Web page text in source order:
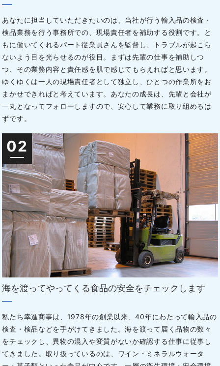
あなたに担当していただきたいのは、当社が行う輸入品の検査・
検品業務を行う事務所での、現場責任者を補助する役割です。と
もに働いてくれるパート従業員さんを監督し、トラブルが起こら
ないよう目を光らせるのが役目。まずは先輩の仕事を補助しつ
つ、その業務内容と責任感を肌で感じてもらえればと思います。
ゆくゆくは一人の現場責任者として独立し、ひとつの作業所をお
まかせできればと考えています。あなたの成長は、先輩と会社が
一丸となってフォローしますので、安心して業務に取り組めるは
ずです。
02
海を渡ってやってくる食品の安全をチェックします
私たち幸進商事は、1978年の創業以来、40年にわたって輸入品の
検査・検品などを手がけてきました。海を渡って届く品物の数々
をチェックし、異物の混入や変質がないか確認する仕事に従事し
てきました。取り扱っているのは、ワイン・ミネラルウォータ